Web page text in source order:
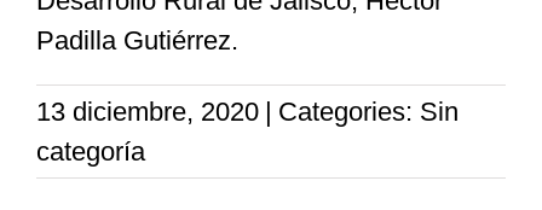
Padilla Gutiérrez.
13 diciembre, 2020 | Categories: Sin
categoría